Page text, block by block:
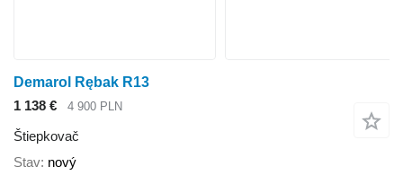
Demarol Rębak R13
1 138 €
4 900 PLN
Štiepkovač
Stav nový